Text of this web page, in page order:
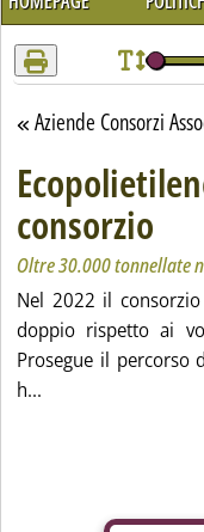
Torna alla sezione
Aziende Consorzi
consorzio
Oltre 30.000 tonnellate
Nel 2022 il
doppio rispetto ai
Prosegue il percorso
h...